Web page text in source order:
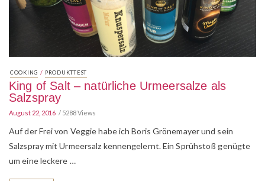
COOKING / PRODUKTTEST
King of Salt – natürliche Urmeersalze als
Salzspray
August 22, 2016 5288 Views
Auf der Frei von Veggie habe ich Boris Grönemayer und sein
Salzspray mit Urmeersalz kennengelernt. Ein Sprühstoß genügte
um eine leckere …